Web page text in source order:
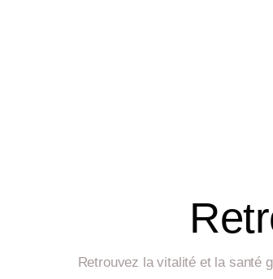
Retrouvez la vitalité et la santé